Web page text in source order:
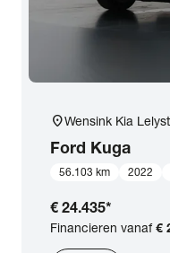
location_onWensink Kia
Ford Kuga
56.103 km 2022
€ 24.435*
Financieren vanaf€